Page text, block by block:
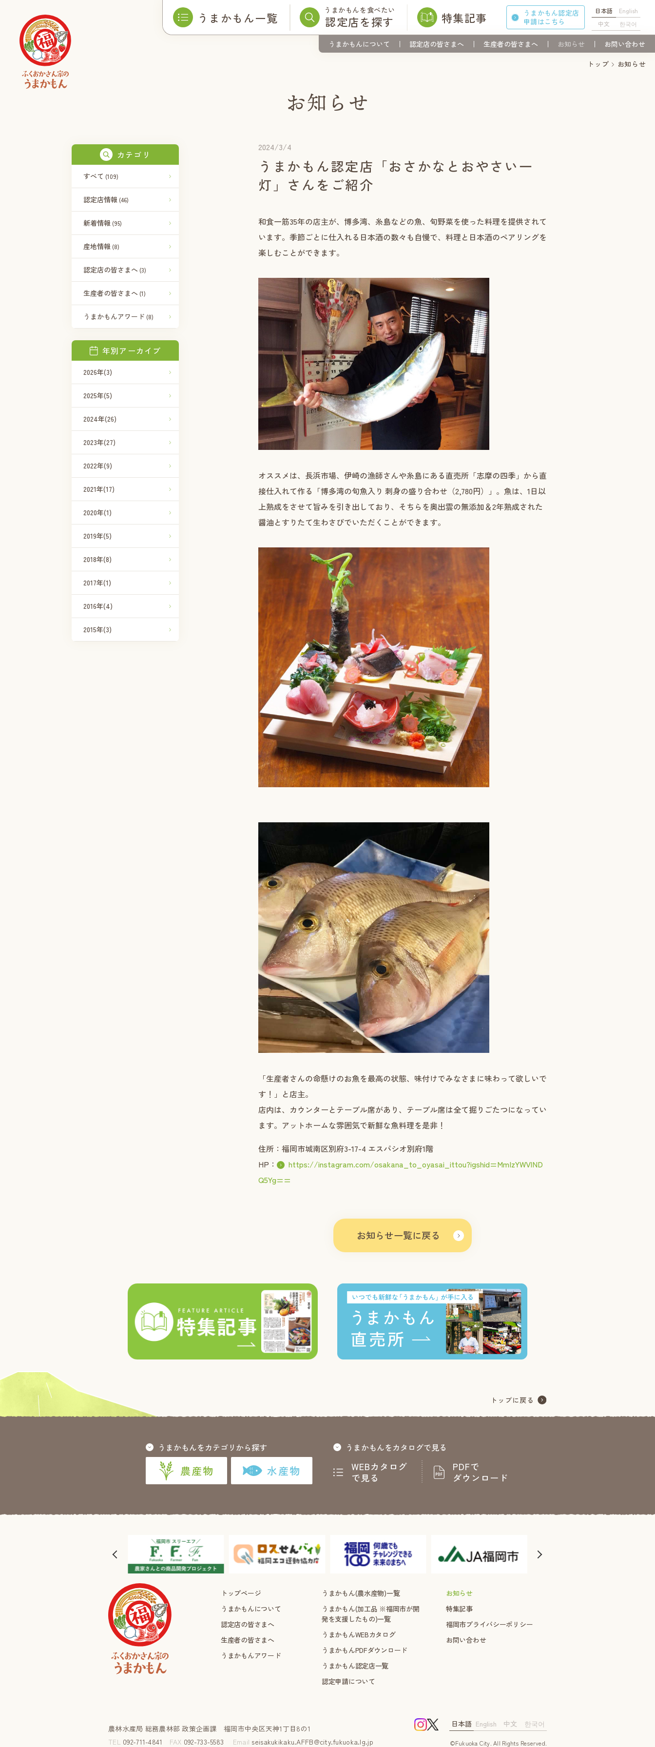
うまかもん一覧 うまかもんを食べたい
認定店を探す 特集記事
うまかもん認定店
申請はこちら
日本語
English
中文
한국어
うまかもんについて 認定店の皆さまへ 生産者の皆さまへ お知らせ お問い合わせ
トップ お知らせ
カテゴリ
すべて (109)
認定店情報 (46)
新着情報 (95)
産地情報 (8)
認定店の皆さまへ (3)
生産者の皆さまへ (1)
うまかもんアワード (8)
年別アーカイブ
2026年(3)
2025年(5)
2024年(26)
2023年(27)
2022年(9)
2021年(17)
2020年(1)
2019年(5)
2018年(8)
2017年(1)
2016年(4)
2015年(3)
2024/3/4
うまかもん認定店「おさかなとおやさい一
灯」さんをご紹介
和食一筋35年の店主が、博多湾、糸島などの魚、旬野菜を使った料理を提供されて
います。季節ごとに仕入れる日本酒の数々も自慢で、料理と日本酒のペアリングを
楽しむことができます。
オススメは、長浜市場、伊崎の漁師さんや糸島にある直売所「志摩の四季」から直
接仕入れて作る「博多湾の旬魚入り 刺身の盛り合わせ（2,780円）」。魚は、1日以
上熟成をさせて旨みを引き出しており、そちらを奥出雲の無添加＆2年熟成された
醤油とすりたて生わさびでいただくことができます。
「生産者さんの命懸けのお魚を最高の状態、味付けでみなさまに味わって欲しいで
す！」と店主。
店内は、カウンターとテーブル席があり、テーブル席は全て掘りごたつになってい
ます。アットホームな雰囲気で新鮮な魚料理を是非！
住所：福岡市城南区別府3-17-4 エスパシオ別府1階
HP：
https://instagram.com/osakana_to_oyasai_ittou?igshid=MmIzYWVlND
Q5Yg==
お知らせ一覧に戻る
うまかもんをカテゴリから探す
農産物 水産物
うまかもんをカタログで見る
WEBカタログ
で見る
PDFで
ダウンロード
トップページ
うまかもんについて
認定店の皆さまへ
生産者の皆さまへ
うまかもんアワード
うまかもん(農水産物)一覧
うまかもん(加工品 ※福岡市が開
発を支援したもの)一覧
うまかもんWEBカタログ
うまかもんPDFダウンロード
うまかもん認定店一覧
認定申請について
お知らせ
特集記事
福岡市プライバシーポリシー
お問い合わせ
農林水産局 総務農林部 政策企画課福岡市中央区天神1丁目8の1
TEL 092-711-4841 FAX 092-733-5583 Email seisakukikaku.AFFB@city.fukuoka.lg.jp
日本語 English 中文 한국어
©Fukuoka City. AII Rights Reserved.